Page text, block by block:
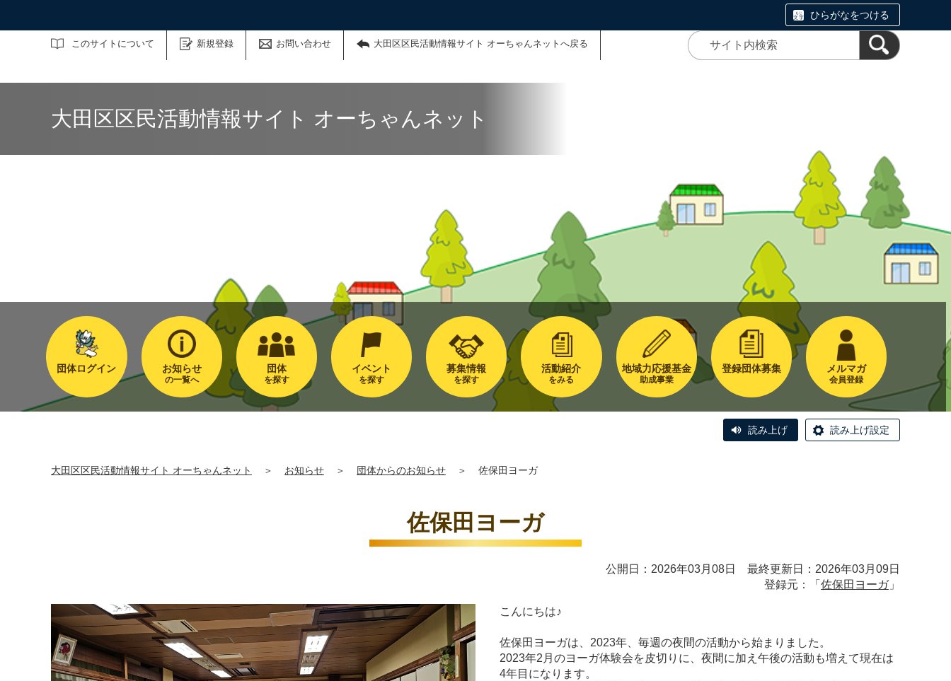
ひらがなをつける
このサイトについて 新規登録 お問い合わせ 大田区区民活動情報サイト オーちゃんネットへ戻る
サイト内検索
大田区区民活動情報サイト オーちゃんネット
団体ログイン お知らせ
の一覧へ
団体
を探す
イベント
を探す
募集情報
を探す
活動紹介
をみる
地域力応援基金
助成事業
登録団体募集 メルマガ
会員登録
読み上げ 読み上げ設定
大田区区民活動情報サイト オーちゃんネット ＞ お知らせ ＞ 団体からのお知らせ ＞ 佐保田ヨーガ
佐保田ヨーガ
公開日：2026年03月08日 最終更新日：2026年03月09日
登録元：「 佐保田ヨーガ」
こんにちは♪
佐保田ヨーガは、2023年、毎週の夜間の活動から始まりました。
2023年2月のヨーガ体験会を皮切りに、夜間に加え午後の活動も増えて現在は
4年目になります。